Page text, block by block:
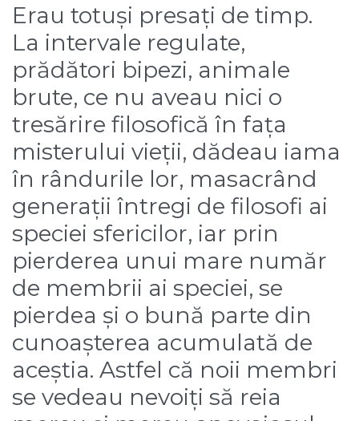
Erau totuși presați de timp.
La intervale regulate,
prădători bipezi, animale
brute, ce nu aveau nici o
tresărire filosofică în fața
misterului vieții, dădeau iama
în rândurile lor, masacrând
generații întregi de filosofi ai
speciei sfericilor, iar prin
pierderea unui mare număr
de membrii ai speciei, se
pierdea și o bună parte din
cunoașterea acumulată de
aceștia. Astfel că noii membri
se vedeau nevoiți să reia